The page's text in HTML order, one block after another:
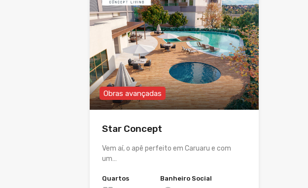
Obras avançadas
Star Concept
Vem aí, o apê perfeito em Caruaru e com
um…
Quartos
Banheiro Social